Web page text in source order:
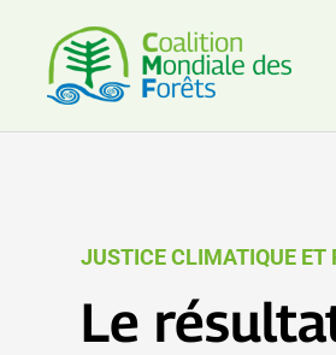
JUSTICE CLIMATIQUE ET
Le